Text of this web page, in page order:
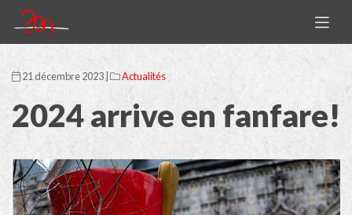
21 décembre 2023 | Actualités
2024 arrive en fanfare!